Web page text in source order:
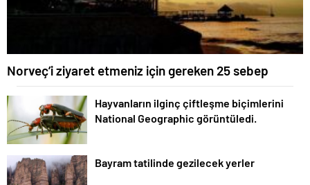
Norveç’i ziyaret etmeniz için gereken 25 sebep
Hayvanların ilginç çiftleşme biçimlerini
National Geographic görüntüledi.
Bayram tatilinde gezilecek yerler